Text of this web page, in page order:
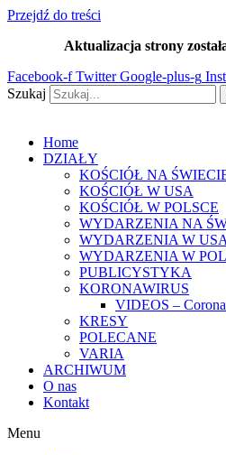
Przejdź do treści
Aktualizacja strony została
Facebook-f Twitter Google-plus-g
Szukaj
Home
DZIAŁY
KOŚCIÓŁ NA
KOŚCIÓŁ W USA
KOŚCIÓŁ W POLSCE
WYDARZENIA NA
WYDARZENIA W USA
WYDARZENIA W
PUBLICYSTYKA
KORONAWIRUS
VIDEOS –
KRESY
POLECANE
VARIA
ARCHIWUM
O nas
Kontakt
Menu